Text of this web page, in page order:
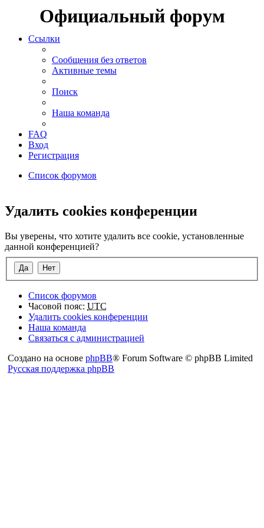
Официальный форум
Ссылки
Сообщения без ответов
Активные темы
Поиск
Наша команда
FAQ
Вход
Регистрация
Список форумов
Удалить cookies конференции
Вы уверены, что хотите удалить все cookie, установленные
данной конференцией?
Список форумов
Часовой пояс: UTC
Удалить cookies конференции
Наша команда
Связаться с администрацией
Создано на основе phpBB® Forum Software © phpBB Limited
Русская поддержка phpBB